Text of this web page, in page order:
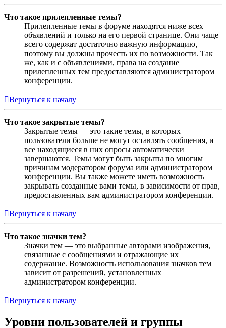
Что такое прилепленные темы?
Прилепленные темы в форуме находятся ниже всех
объявлений и только на его первой странице. Они чаще
всего содержат достаточно важную информацию,
поэтому вы должны прочесть их по возможности. Так
же, как и с объявлениями, права на создание
прилепленных тем предоставляются администратором
конференции.
Вернуться к началу
Что такое закрытые темы?
Закрытые темы — это такие темы, в которых
пользователи больше не могут оставлять сообщения, и
все находящиеся в них опросы автоматически
завершаются. Темы могут быть закрыты по многим
причинам модератором форума или администратором
конференции. Вы также можете иметь возможность
закрывать созданные вами темы, в зависимости от прав,
предоставленных вам администратором конференции.
Вернуться к началу
Что такое значки тем?
Значки тем — это выбранные авторами изображения,
связанные с сообщениями и отражающие их
содержание. Возможность использования значков тем
зависит от разрешений, установленных
администратором конференции.
Вернуться к началу
Уровни пользователей и группы